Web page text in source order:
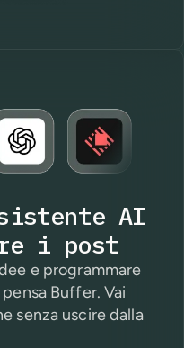
AI
i post
e programmare
Buffer. Vai
senza uscire dalla